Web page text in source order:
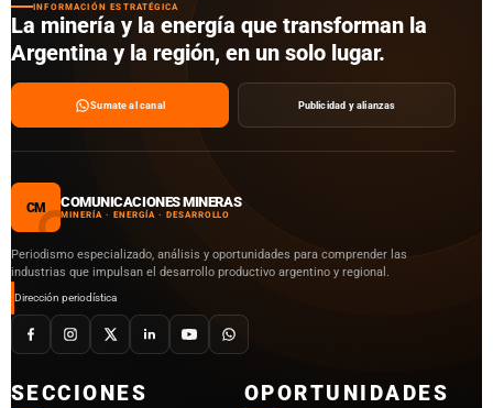
INFORMACIÓN ESTRATÉGICA
La minería y la energía que transforman la
Argentina y la región, en un solo lugar.
Sumate al canal Publicidad y alianzas
CM COMUNICACIONES MINERAS
MINERÍA · ENERGÍA · DESARROLLO
Periodismo especializado, análisis y oportunidades para comprender las
industrias que impulsan el desarrollo productivo argentino y regional.
Dirección periodística
SECCIONES OPORTUNIDADES